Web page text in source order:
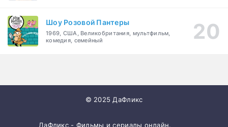
Шоу Розовой Пантеры
1969, США, Великобритания, мультфильм,
комедия, семейный
© 2025 ДаФликс
ДаФликс - Фильмы и сериалы онлайн.